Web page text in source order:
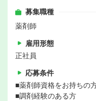
募集職種
薬剤師
雇用形態
正社員
応募条件
■薬剤師資格をお持ちの
■調剤経験のある方